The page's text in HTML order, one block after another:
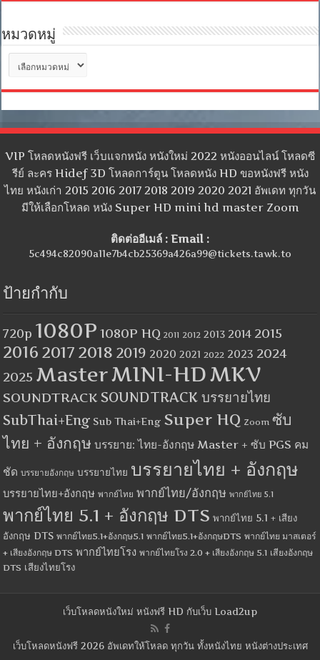
หมวดหมู่
หมู่
VIP โหลดหนังฟรี เว็บแจกหนัง หนังใหม่ 2022 หนังออนไลน์ โหลดซี
รีย์ ละคร Hidef 3D โหลดการ์ตูน โหลดหนัง HD ขอหนังฟรี หนัง
ไทย หนังเก่า 2015 2016 2017 2018 2019 2020 2021 อัพเดท ทุกวัน
มีให้เลือกโหลด หนัง Super HD mini hd master Zoom
ติดต่ออีเมล์ : Email :
5c494c82090a11e7b4cb25369a426a99@tickets.tawk.to
ป้ายกำกับ
720p 1080P 1080P HQ 2011 2012 2013 2014 2015
2016 2017 2018 2019 2020 2021 2022 2023 2024
2025 MasterMINI-HDMKV
SOUNDTRACK SOUNDTRACK บรรยายไทย
SubThai+Eng Sub Thai+Eng Super HQ Zoom ซับ
ไทย + อังกฤษ บรรยาย: ไทย-อังกฤษ Master + ซับ PGS คม
ชัด บรรยายอังกฤษ บรรยายไทย บรรยายไทย + อังกฤษ
บรรยายไทย+อังกฤษ พากย์ไทย พากย์ไทย/อังกฤษ พากย์ไทย 5.1
พากย์ไทย 5.1 + อังกฤษ DTS พากย์ไทย 5.1 + เสียง
อังกฤษ DTS พากย์ไทย5.1+อังกฤษ5.1 พากย์ไทย5.1+อังกฤษDTS พากย์ไทย มาสเตอร์
+ เสียงอังกฤษ DTS พากย์ไทยโรง พากย์ไทยโรง 2.0 + เสียงอังกฤษ 5.1 เสียงอังกฤษ
DTS เสียงไทยโรง
เว็บโหลดหนังใหม่ หนังฟรี HD กับเว็บ Load2up
เว็บโหลดหนังฟรี 2026 อัพเดทให้โหลด ทุกวัน ทั้งหนังไทย หนังต่างประเทศ